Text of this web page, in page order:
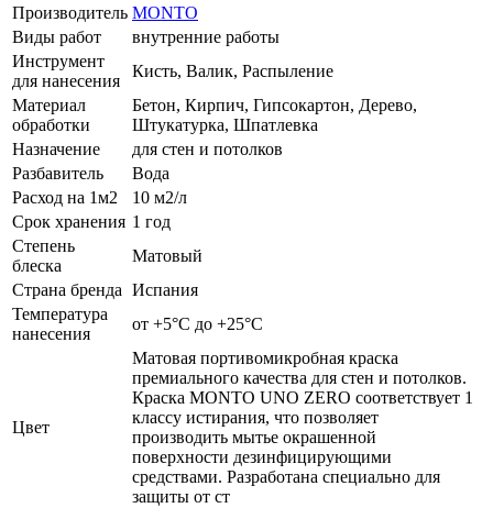
Производитель MONTO
Виды работ
внутренние работы
Инструмент
для нанесения
Кисть, Валик, Распыление
Материал
обработки
Бетон, Кирпич, Гипсокартон, Дерево,
Штукатурка, Шпатлевка
Назначение
для стен и потолков
Разбавитель
Вода
Расход на 1м2
10 м2/л
Срок хранения 1 год
Степень
блеска
Матовый
Страна бренда Испания
Температура
нанесения
от +5°С до +25°С
Цвет
Матовая портивомикробная краска
премиального качества для стен и потолков.
Краска MONTO UNO ZERO соответствует 1
классу истирания, что позволяет
производить мытье окрашенной
поверхности дезинфицирующими
средствами. Разработана специально для
защиты от ст